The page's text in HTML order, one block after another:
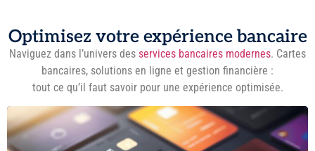
Optimisez votre expérience bancaire
Naviguez dans l’univers des services bancaires modernes. Cartes
bancaires, solutions en ligne et gestion financière :
tout ce qu’il faut savoir pour une expérience optimisée.